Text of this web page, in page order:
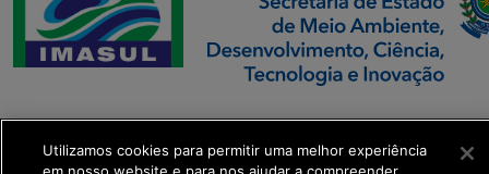
SETDIG | Secretaria-
Executiva de
Transformação Digital
Utilizamos cookies para permitir uma melhor experiência